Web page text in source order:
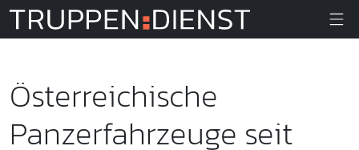
Truppendienst
Österreichische
Panzerfahrzeuge seit